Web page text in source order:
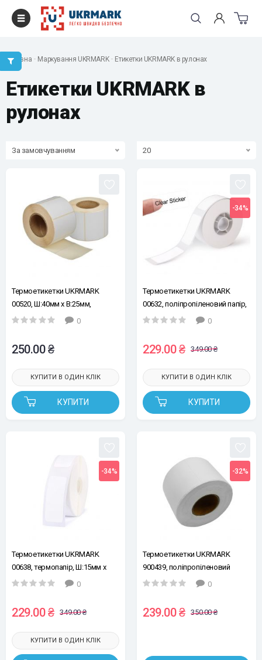
Головна Маркування UKRMARK Етикетки UKRMARK в рулонах
Етикетки UKRMARK в
рулонах
За замовчуванням 20
Термоетикетки UKRMARK
00520, Ш:40мм х В:25мм,
рул.250шт. термопапір, білі,
0
250.00 ₴
КУПИТИ
КУПИТИ В ОДИН КЛІК
-34%
Термоетикетки UKRMARK
00632, поліпропіленовий папір,
етикетка:15мм х 30мм,
0
229.00 ₴ 349.00 ₴
КУПИТИ
КУПИТИ В ОДИН КЛІК
-34%
Термоетикетки UKRMARK
00638, термопапір, Ш:15мм х
В:50мм, рул.150ет, білі
0
229.00 ₴ 349.00 ₴
КУПИТИ В ОДИН КЛІК
-32%
Термоетикетки UKRMARK
900439, поліпропіленовий
папір, Ш:50мм х В:70мм,
0
239.00 ₴ 350.00 ₴